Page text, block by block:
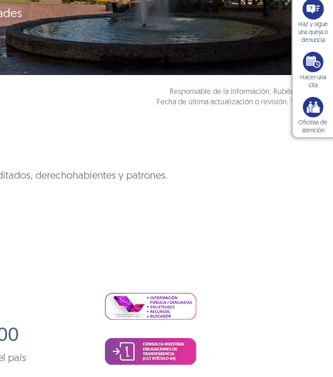
Responsable de la información: Rubén Albarrán
Fecha de última actualización o revisión: 12/01/2018
derechohabientes y patrones.
país
Haz y sigue
una queja o
denuncia
Hacer una
cita
Oficinas de
atención